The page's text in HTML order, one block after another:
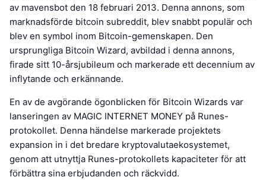
av mavensbot den 18 februari 2013. Denna annons, som
marknadsförde bitcoin subreddit, blev snabbt populär och
blev en symbol inom Bitcoin-gemenskapen. Den
ursprungliga Bitcoin Wizard, avbildad i denna annons,
firade sitt 10-årsjubileum och markerade ett decennium av
inflytande och erkännande.
En av de avgörande ögonblicken för Bitcoin Wizards var
lanseringen av MAGIC INTERNET MONEY på Runes-
protokollet. Denna händelse markerade projektets
expansion in i det bredare kryptovalutaekosystemet,
genom att utnyttja Runes-protokollets kapaciteter för att
förbättra sina erbjudanden och räckvidd.